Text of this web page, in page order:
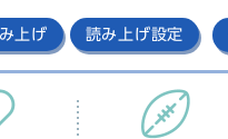
上げ 読み上げ設定